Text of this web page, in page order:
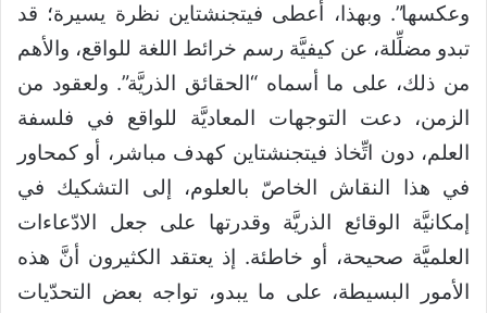
وعكسها”. وبهذا، أعطى فيتجنشتاين نظرة يسيرة؛ قد
تبدو مضلِّلة، عن كيفيَّة رسم خرائط اللغة للواقع، والأهم
من ذلك، على ما أسماه “الحقائق الذريَّة”. ولعقود من
الزمن، دعت التوجهات المعاديَّة للواقع في فلسفة
العلم، دون اتِّخاذ فيتجنشتاين كهدف مباشر، أو كمحاور
في هذا النقاش الخاصّ بالعلوم، إلى التشكيك في
إمكانيَّة الوقائع الذريَّة وقدرتها على جعل الادّعاءات
العلميَّة صحيحة، أو خاطئة. إذ يعتقد الكثيرون أنَّ هذه
الأمور البسيطة، على ما يبدو، تواجه بعض التحدّيات